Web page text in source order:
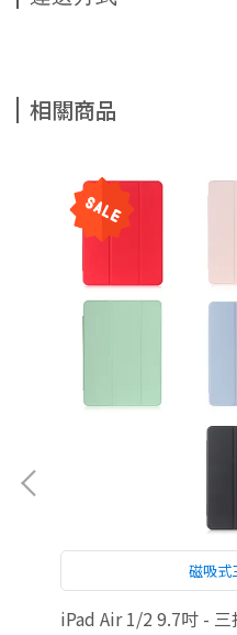
相關商品
磁吸式
iPad Air 1/2 9.7吋 -